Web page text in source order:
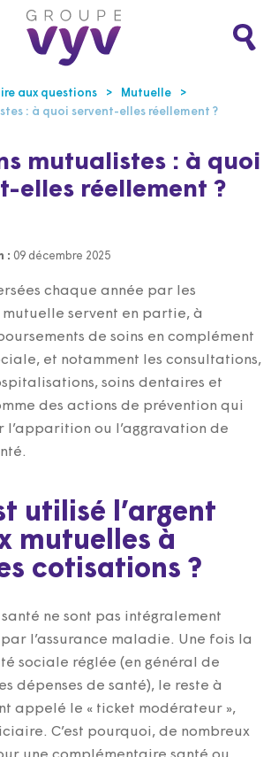
aux questions
Mutuelle
: à quoi servent-elles réellement ?
mutualistes : à quoi
elles réellement ?
: 09 décembre 2025
chaque année par les
servent en partie, à
de soins en complément
et notamment les consultations,
soins dentaires et
des actions de prévention qui
l’apparition ou l’aggravation de
utilisé l’argent
mutuelles à
cotisations ?
santé ne sont pas intégralement
l’assurance maladie. Une fois la
sociale réglée (en général de
dépenses de santé), le reste à
appelé le « ticket modérateur »,
C’est pourquoi, de nombreux